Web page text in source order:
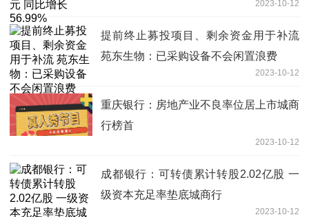
2023-10-12
提前终止募投项目、剩余资金用于补流
苑东生物：已采购设备不会闲置浪费
2023-10-12
重庆银行：房地产业不良率位居上市城商
行榜首
2023-10-12
成都银行：可转债累计转股2.02亿股 一
级资本充足率垫底城商行
2023-10-12